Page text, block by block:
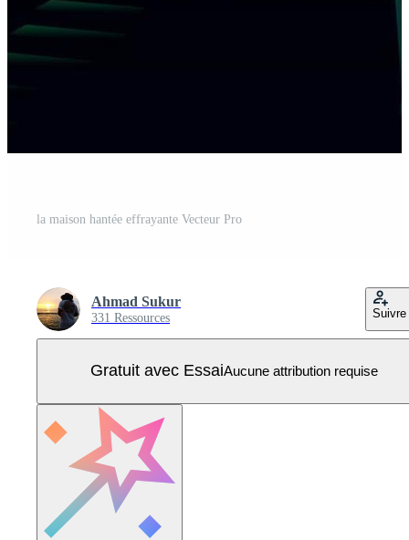
la maison hantée effrayante Vecteur Pro
Ahmad Sukur
331 Ressources Suivre
Gratuit avec EssaiAucune attribution requise